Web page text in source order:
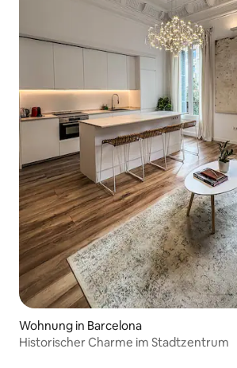
Wohnung in Barcelona
Historischer Charme im Stadtzentrum